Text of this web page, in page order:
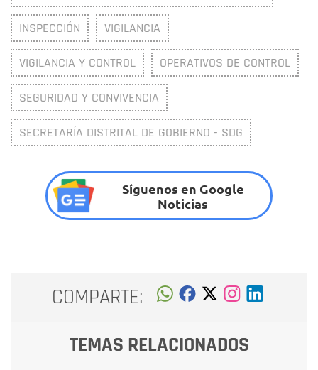
INSPECCIÓN VIGILANCIA
VIGILANCIA Y CONTROL OPERATIVOS DE CONTROL
SEGURIDAD Y CONVIVENCIA
SECRETARÍA DISTRITAL DE GOBIERNO - SDG
Síguenos en Google
Noticias
COMPARTE:
TEMAS RELACIONADOS